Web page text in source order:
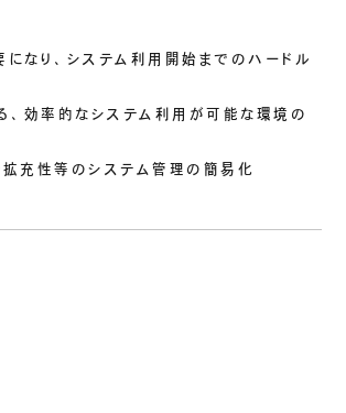
になり、システム利用開始までのハードル
る、効率的なシステム利用が可能な環境の
拡充性等のシステム管理の簡易化